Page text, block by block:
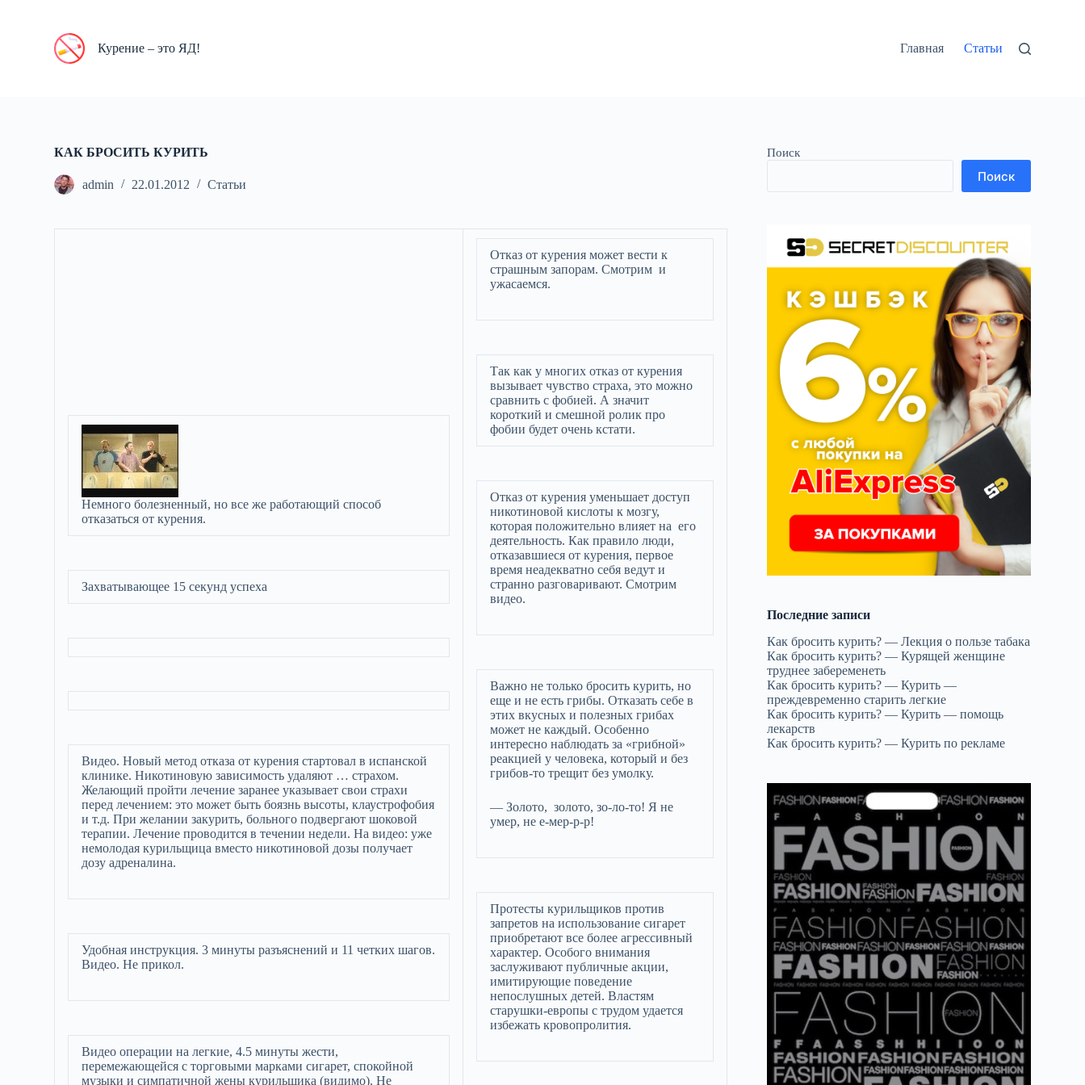
Курение – это ЯД! Главная Статьи
КАК БРОСИТЬ КУРИТЬ
admin 22.01.2012 Статьи
Немного болезненный, но все же работающий способ
отказаться от курения.
Захватывающее 15 секунд успеха
Видео. Новый метод отказа от курения стартовал в испанской
клинике. Никотиновую зависимость удаляют … страхом.
Желающий пройти лечение заранее указывает свои страхи
перед лечением: это может быть боязнь высоты, клаустрофобия
и т.д. При желании закурить, больного подвергают шоковой
терапии. Лечение проводится в течении недели. На видео: уже
немолодая курильщица вместо никотиновой дозы получает
дозу адреналина.
Удобная инструкция. 3 минуты разъяснений и 11 четких шагов.
Видео. Не прикол.
Видео операции на легкие, 4.5 минуты жести,
перемежающейся с торговыми марками сигарет, спокойной
музыки и симпатичной жены курильщика (видимо). Не
Отказ от курения может вести к
страшным запорам. Смотрим и
ужасаемся.
Так как у многих отказ от курения
вызывает чувство страха, это можно
сравнить с фобией. А значит
короткий и смешной ролик про
фобии будет очень кстати.
Отказ от курения уменьшает доступ
никотиновой кислоты к мозгу,
которая положительно влияет на его
деятельность. Как правило люди,
отказавшиеся от курения, первое
время неадекватно себя ведут и
странно разговаривают. Смотрим
видео.
Важно не только бросить курить, но
еще и не есть грибы. Отказать себе в
этих вкусных и полезных грибах
может не каждый. Особенно
интересно наблюдать за «грибной»
реакцией у человека, который и без
грибов-то трещит без умолку.
— Золото, золото, зо-ло-то! Я не
умер, не e-мер-р-р!
Протесты курильщиков против
запретов на использование сигарет
приобретают все более агрессивный
характер. Особого внимания
заслуживают публичные акции,
имитирующие поведение
непослушных детей. Властям
старушки-европы с трудом удается
избежать кровопролития.
Поиск
Поиск
Последние записи
Как бросить курить? — Лекция о пользе табака
Как бросить курить? — Курящей женщине
труднее забеременеть
Как бросить курить? — Курить —
преждевременно старить легкие
Как бросить курить? — Курить — помощь
лекарств
Как бросить курить? — Курить по рекламе